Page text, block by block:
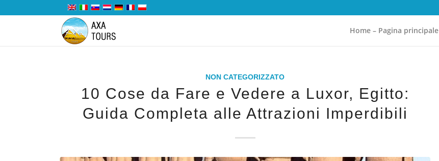
Home – Pagina principale
NON CATEGORIZZATO
10 Cose da Fare e Vedere a Luxor, Egitto:
Guida Completa alle Attrazioni Imperdibili